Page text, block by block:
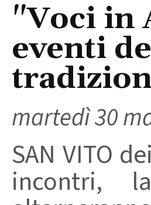
"Voci in
eventi
martedì 30
SAN VITO
incontri,